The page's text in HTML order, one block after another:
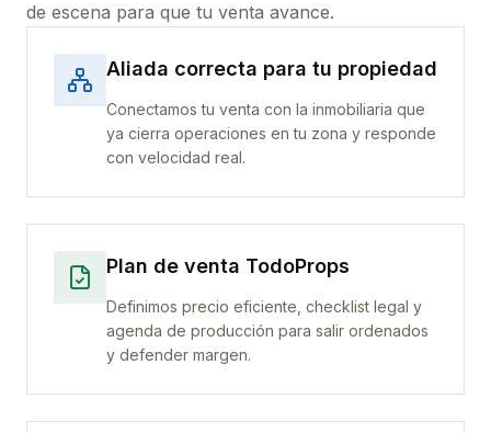
de escena para que tu venta avance.
Aliada correcta para tu propiedad
Conectamos tu venta con la inmobiliaria que
ya cierra operaciones en tu zona y responde
con velocidad real.
Plan de venta TodoProps
Definimos precio eficiente, checklist legal y
agenda de producción para salir ordenados
y defender margen.